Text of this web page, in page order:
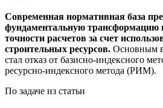
Современная нормативная база
фундаментальную трансформацию
точности расчетов за счет
строительных ресурсов. Основным
стал отказ от базисно-индексного
ресурсно-индексного метода (РИМ).
По задаче из статьи